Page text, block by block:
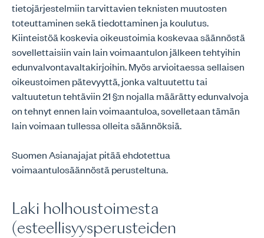
tietojärjestelmiin tarvittavien teknisten muutosten
toteuttaminen sekä tiedottaminen ja koulutus.
Kiinteistöä koskevia oikeustoimia koskevaa säännöstä
sovellettaisiin vain lain voimaantulon jälkeen tehtyihin
edunvalvontavaltakirjoihin. Myös arvioitaessa sellaisen
oikeustoimen pätevyyttä, jonka valtuutettu tai
valtuutetun tehtäviin 21 §:n nojalla määrätty edunvalvoja
on tehnyt ennen lain voimaantuloa, sovelletaan tämän
lain voimaan tullessa olleita säännöksiä.
Suomen Asianajajat pitää ehdotettua
voimaantulosäännöstä perusteltuna.
Laki holhoustoimesta
(esteellisyysperusteiden